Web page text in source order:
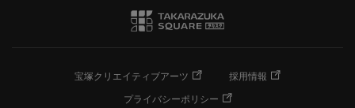
宝塚クリエイティブアーツ
採用情報
プライバシーポリシー